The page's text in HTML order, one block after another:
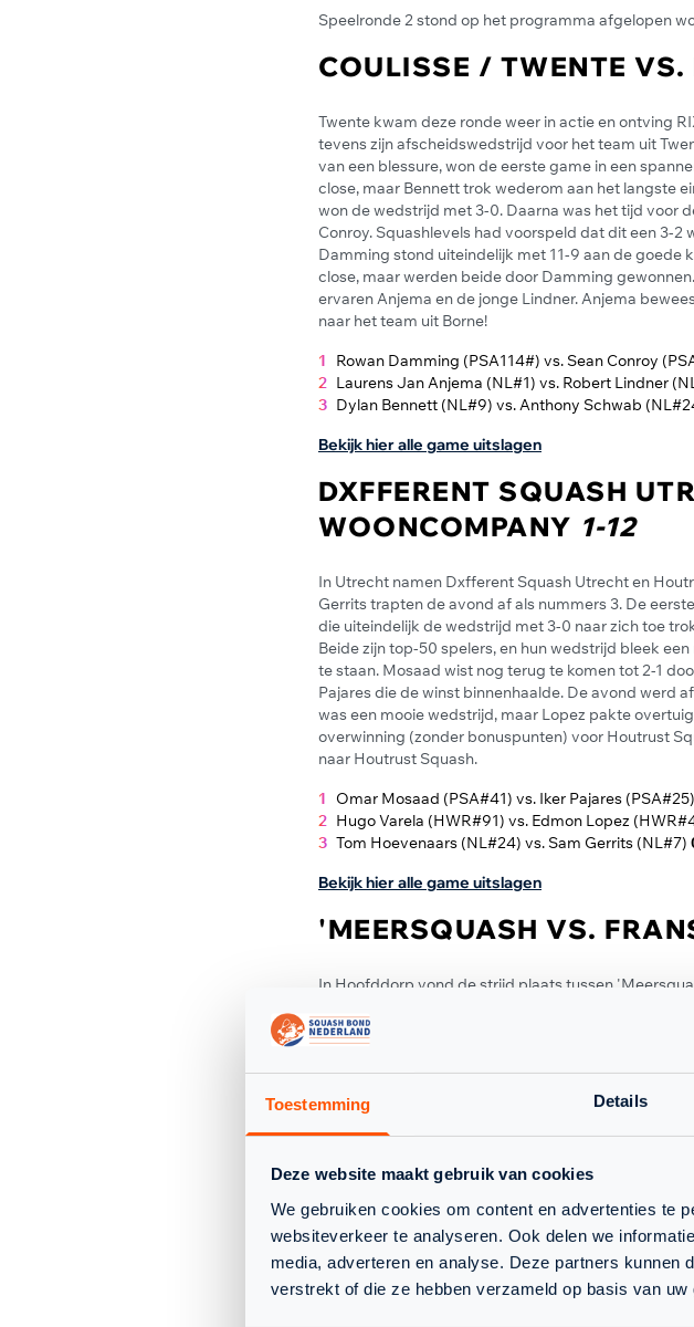
Toestemming Details
Deze website maakt gebruik van cookies
We gebruiken cookies om content en advertenties te
websiteverkeer te analyseren. Ook delen we
media, adverteren en analyse. Deze partners kunnen
verstrekt of die ze hebben verzameld op basis van
Speelronde 2 stond op het programma afgelopen
COULISSE / TWENTE
Twente kwam deze ronde weer in actie en ontving
tevens zijn afscheidswedstrijd voor het team uit
van een blessure, won de eerste game in een
close, maar Bennett trok wederom aan het langste
won de wedstrijd met 3-0. Daarna was het tijd voor
Conroy. Squashlevels had voorspeld dat dit een 3-
Damming stond uiteindelijk met 11-9 aan de goede
close, maar werden beide door Damming
ervaren Anjema en de jonge Lindner. Anjema
naar het team uit Borne!
Rowan Damming (PSA114#) vs. Sean Conroy
Laurens Jan Anjema (NL#1) vs. Robert Lindner
Dylan Bennett (NL#9) vs. Anthony Schwab
Bekijk hier alle game uitslagen
DXFFERENT SQUASH
WOONCOMPANY 1-12
In Utrecht namen Dxfferent Squash Utrecht en
Gerrits trapten de avond af als nummers 3. De
die uiteindelijk de wedstrijd met 3-0 naar zich toe
Beide zijn top-50 spelers, en hun wedstrijd bleek
te staan. Mosaad wist nog terug te komen tot 2-1
Pajares die de winst binnenhaalde. De avond werd
was een mooie wedstrijd, maar Lopez pakte
overwinning (zonder bonuspunten) voor Houtrust
naar Houtrust Squash.
Omar Mosaad (PSA#41) vs. Iker Pajares (PSA#25)
Hugo Varela (HWR#91) vs. Edmon Lopez
Tom Hoevenaars (NL#24) vs. Sam Gerrits (NL#7)
Bekijk hier alle game uitslagen
'MEERSQUASH VS.
In Hoofddorp vond de strijd plaats tussen
game en pakte de laatste game nipt met 12-10,
wereldtopper Coll en Lobban. Coll kwam snel op
stand gelijk op 1-1. Uiteindelijk was het toch Coll
overwinning naar 'Meersquash, maar kon het team
namelijk een 3-2 overwinning voorspeld voor
overtuigend met 3-0. De bonuspunten gingen
Paul Coll (PSA#4) vs. Greg Lobban (PSA#20)
Sam Osborne-Wylde (PSA#159) vs. Juan Vargas
Hjalmer Mols (NL#25) vs. Andrew Widdison (NL#)
Bekijk hier alle game uitslagen
VICTORIA SQUASH